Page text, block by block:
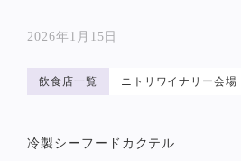
2026年1月15日
飲食店一覧 ニトリワイナリー会場
冷製シーフードカクテル